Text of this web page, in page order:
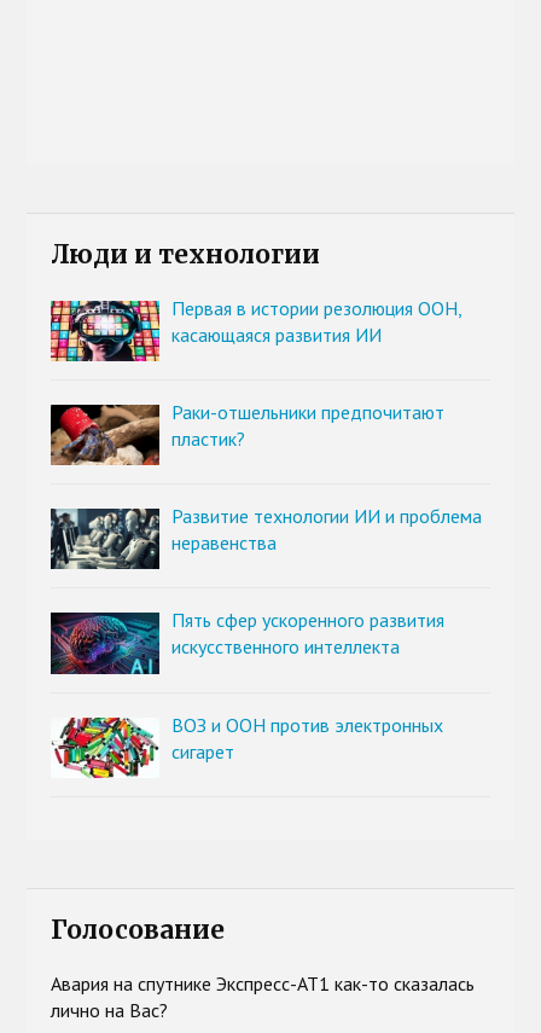
Люди и технологии
Первая в истории резолюция ООН,
касающаяся развития ИИ
Раки-отшельники предпочитают
пластик?
Развитие технологии ИИ и проблема
неравенства
Пять сфер ускоренного развития
искусственного интеллекта
ВОЗ и ООН против электронных
сигарет
Голосование
Авария на спутнике Экспресс-АТ1 как-то сказалась
лично на Вас?